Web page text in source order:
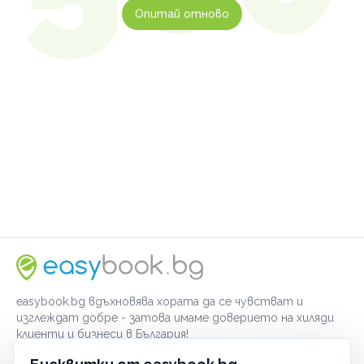
Опитай отново
easybook.bg вдъхновява хората да се чувстват и
изглеждат добре - затова имаме доверието на хиляди
клиенти и бизнеси в България!